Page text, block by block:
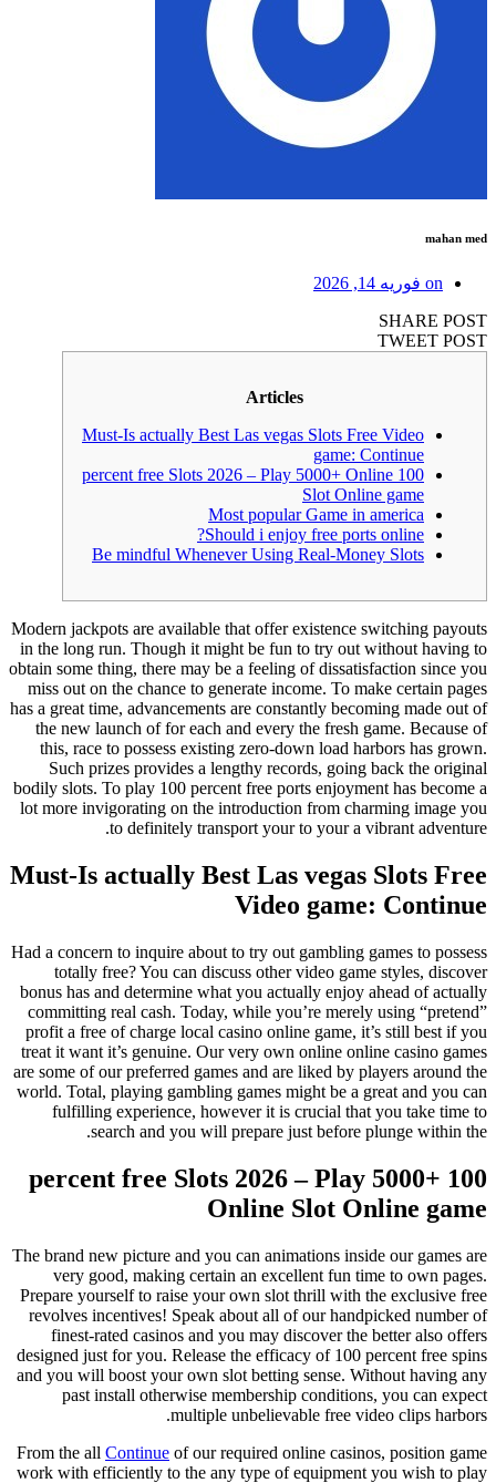
mahan med
on فوریه 14, 2026
SHARE POST
TWEET POST
Articles
Must-Is actually Best Las vegas Slots Free Video
game: Continue
100 percent free Slots 2026 – Play 5000+ Online
Slot Online game
Most popular Game in america
Should i enjoy free ports online?
Be mindful Whenever Using Real-Money Slots
Modern jackpots are available that offer existence switching payouts
in the long run. Though it might be fun to try out without having to
obtain some thing, there may be a feeling of dissatisfaction since you
miss out on the chance to generate income. To make certain pages
has a great time, advancements are constantly becoming made out of
the new launch of for each and every the fresh game. Because of
this, race to possess existing zero-down load harbors has grown.
Such prizes provides a lengthy records, going back the original
bodily slots. To play 100 percent free ports enjoyment has become a
lot more invigorating on the introduction from charming image you
to definitely transport your to your a vibrant adventure.
Must-Is actually Best Las vegas Slots Free
Video game: Continue
Had a concern to inquire about to try out gambling games to possess
totally free? You can discuss other video game styles, discover
bonus has and determine what you actually enjoy ahead of actually
committing real cash. Today, while you’re merely using “pretend”
profit a free of charge local casino online game, it’s still best if you
treat it want it’s genuine. Our very own online online casino games
are some of our preferred games and are liked by players around the
world. Total, playing gambling games might be a great and you can
fulfilling experience, however it is crucial that you take time to
search and you will prepare just before plunge within the.
100 percent free Slots 2026 – Play 5000+
Online Slot Online game
The brand new picture and you can animations inside our games are
very good, making certain an excellent fun time to own pages.
Prepare yourself to raise your own slot thrill with the exclusive free
revolves incentives! Speak about all of our handpicked number of
finest-rated casinos and you may discover the better also offers
designed just for you. Release the efficacy of 100 percent free spins
and you will boost your own slot betting sense. Without having any
past install otherwise membership conditions, you can expect
multiple unbelievable free video clips harbors.
From the all Continue of our required online casinos, position game
work with efficiently to the any type of equipment you wish to play